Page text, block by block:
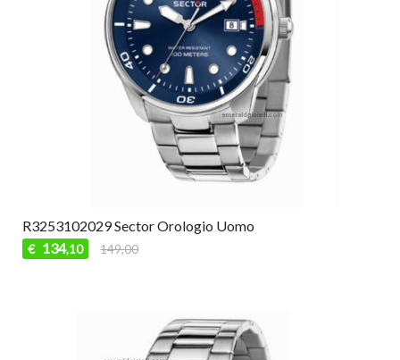
R3253102029 Sector Orologio Uomo
€ 134,10 149,00